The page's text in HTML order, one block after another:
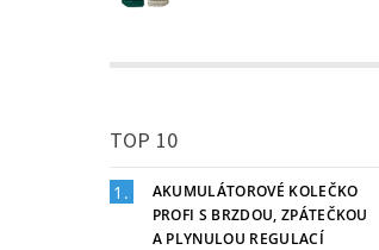
TOP 10
AKUMULÁTOROVÉ KOLEČKO
PROFI S BRZDOU, ZPÁTEČKOU
A PLYNULOU REGULACÍ